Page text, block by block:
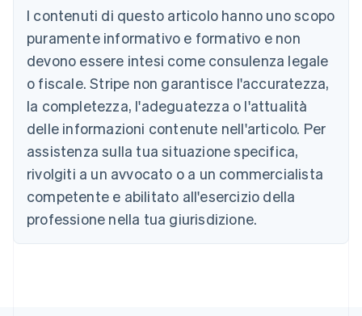
I contenuti di questo articolo hanno uno scopo
puramente informativo e formativo e non
devono essere intesi come consulenza legale
o fiscale. Stripe non garantisce l'accuratezza,
la completezza, l'adeguatezza o l'attualità
delle informazioni contenute nell'articolo. Per
assistenza sulla tua situazione specifica,
rivolgiti a un avvocato o a un commercialista
competente e abilitato all'esercizio della
professione nella tua giurisdizione.
Austria
Deutsch English
Belgio
NederlandsFrançaisDeutschEnglish
PortuguêsEnglish
Bulgaria
English
Canada
English Français
Cina continentale
Cipro
English